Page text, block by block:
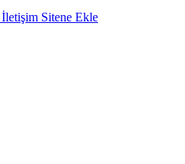
İletişim Sitene Ekle